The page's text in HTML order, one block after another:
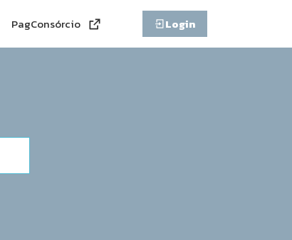
PagConsórcio Login